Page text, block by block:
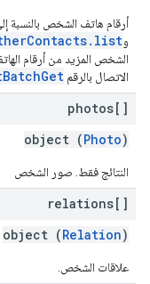
أرقام هاتف الشخص بالنسبة
و
الشخص المزيد من أرقام
الاتصال بالرقم
photos[]
object (Photo)
النتائج فقط. صور الشخص
relations[]
object (Relation)
علاقات الشخص.